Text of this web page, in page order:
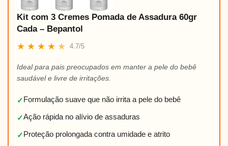
Kit com 3 Cremes Pomada de Assadura 60gr
Cada – Bepantol
★ ★ ★ ★ ★ 4.7/5
Ideal para pais preocupados em manter a pele do bebê
saudável e livre de irritações.
✓Formulação suave que não irrita a pele do bebê
✓Ação rápida no alívio de assaduras
✓Proteção prolongada contra umidade e atrito